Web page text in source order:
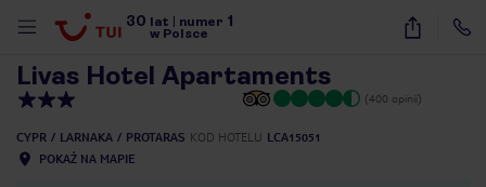
30 lat numer 1
w Polsce
7
Livas Hotel Apartaments
(400 opinii)
CYPR LARNAKA PROTARAS KOD HOTELU LCA15051
POKAŻ NA MAPIE